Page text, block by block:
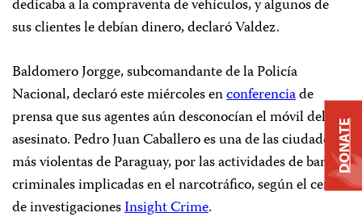
dedicaba a la compraventa de vehículos, y algunos de
sus clientes le debían dinero, declaró Valdez.
Baldomero Jorgge, subcomandante de la Policía
Nacional, declaró este miércoles enconferenciade
prensa que sus agentes aún desconocían el móvil del
asesinato. Pedro Juan Caballero es una de las ciudades
más violentas de Paraguay, por las actividades de bandas
criminales implicadas en el narcotráfico, según el centro
de investigacionesInsight Crime.
DONATE